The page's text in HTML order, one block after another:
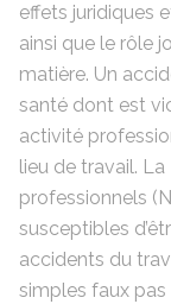
effets juridiques
ainsi que le rôle
matière. Un
santé dont est
activité
lieu de travail.
professionnels
susceptibles
accidents du
simples faux